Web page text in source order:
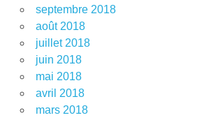
septembre 2018
août 2018
juillet 2018
juin 2018
mai 2018
avril 2018
mars 2018